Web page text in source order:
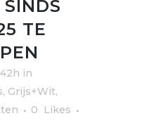
TE
in
Grijs+Wit,
0
Likes